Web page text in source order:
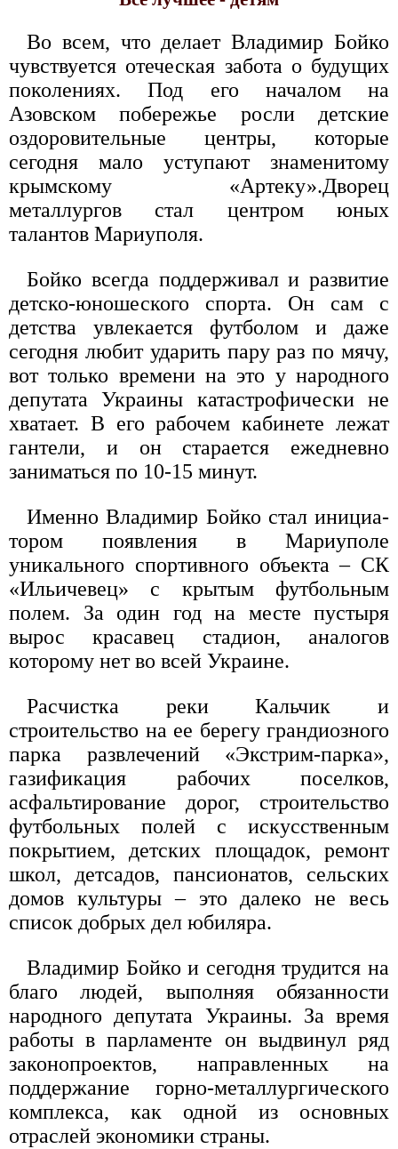
Во всем, что делает Владимир Бойко
чувствуется отеческая забота о будущих
поколениях. Под его началом на
Азовском побережье росли детские
оздоровительные центры, которые
сегодня мало уступают знаменитому
крымскому «Артеку».Дворец
металлургов стал центром юных
талантов Мариуполя.
Бойко всегда поддерживал и развитие
детско-юношеского спорта. Он сам с
детства увлекается футболом и даже
сегодня любит ударить пару раз по мячу,
вот только времени на это у народного
депутата Украины катастрофически не
хватает. В его рабочем кабинете лежат
гантели, и он старается ежедневно
заниматься по 10-15 минут.
Именно Владимир Бойко стал инициа­
тором появления в Мариуполе
уникального спортивного объекта – СК
«Ильичевец» с крытым футбольным
полем. За один год на месте пустыря
вырос красавец стадион, аналогов
которому нет во всей Украине.
Расчистка реки Кальчик и
строительство на ее берегу грандиозного
парка развлечений «Экстрим-парка»,
газификация рабочих поселков,
асфальтирование дорог, строительство
футбольных полей с искусственным
покрытием, детских площадок, ремонт
школ, детсадов, пансионатов, сельских
домов культуры – это далеко не весь
список добрых дел юбиляра.
Владимир Бойко и сегодня трудится на
благо людей, выполняя обязанности
народного депутата Украины. За время
работы в парламенте он выдвинул ряд
законопроектов, направленных на
поддержание горно-металлургического
комплекса, как одной из основных
отраслей экономики страны.